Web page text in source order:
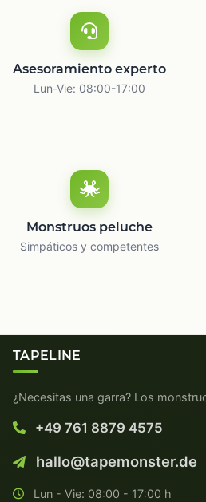
Asesoramiento experto
Lun-Vie: 08:00-17:00
Monstruos peluche
Simpáticos y competentes
TAPELINE
¿Necesitas una garra? Los
+49 761 8879 4575
hallo@tapemonster.de
Lun - Vie: 08:00 - 17:00 h